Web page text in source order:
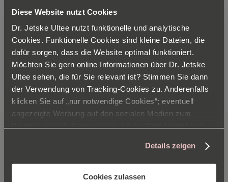
Diese Website nutzt Cookies
Dr. Jetske Ultee nutzt funktionelle und analytische
Cookies. Funktionelle Cookies sind kleine Dateien, die
dafür sorgen, dass die Website optimal funktioniert.
Möchten Sie gern online Informationen über Dr. Jetske
Ultee sehen, die für Sie relevant ist? Stimmen Sie dann
der Verwendung von Tracking-Cookies zu. Anderenfalls
klicken Sie auf „nur notwendige Cookies“; eventuell
angezeigte Werbung auf den sozialen Medien zum
Verarbeitungszwecken und Ihren Rechten finden Sie in
Datenschutzerklärung. Hier können Sie auch
Details zeigen
Cookies zulassen
4/5
Christine Stuppy-Pinsdorf 28 - 02 - 2026
Seite
Sie
lesen
gerade
Seite
1 Seite
2 Seite
3 Seite
4 Seite
5 ... Seite
111 Seite
Weiter